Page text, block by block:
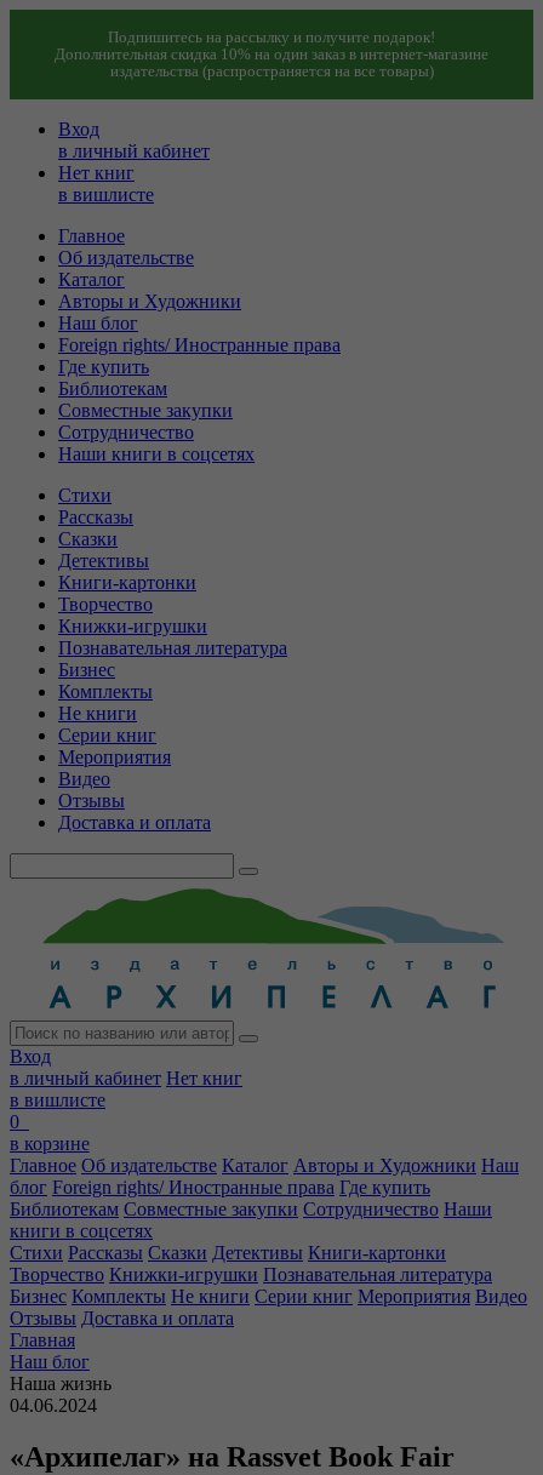
Подпишитесь на рассылку и получите подарок!
Дополнительная скидка 10% на один заказ в интернет-магазине
издательства (распространяется на все товары)
Вход
в личный кабинет
Нет книг
в вишлисте
Главное
Об издательстве
Каталог
Авторы и Художники
Наш блог
Foreign rights/ Иностранные права
Где купить
Библиотекам
Совместные закупки
Сотрудничество
Наши книги в соцсетях
Стихи
Рассказы
Сказки
Детективы
Книги-картонки
Творчество
Книжки-игрушки
Познавательная литература
Бизнес
Комплекты
Не книги
Серии книг
Мероприятия
Видео
Отзывы
Доставка и оплата
Вход
в личный кабинет Нет книг
в вишлисте
0
в корзине
Главное Об издательстве Каталог Авторы и Художники Наш
блог Foreign rights/ Иностранные права Где купить
Библиотекам Совместные закупки Сотрудничество Наши
книги в соцсетях
Стихи Рассказы Сказки Детективы Книги-картонки
Творчество Книжки-игрушки Познавательная литература
Бизнес Комплекты Не книги Серии книг Мероприятия Видео
Отзывы Доставка и оплата
Главная
Наш блог
Наша жизнь
04.06.2024
«Архипелаг» на Rassvet Book Fair